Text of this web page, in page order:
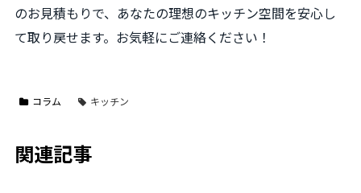
のお見積もりで、あなたの理想のキッチン空間を安心し
て取り戻せます。お気軽にご連絡ください！
コラム キッチン
関連記事